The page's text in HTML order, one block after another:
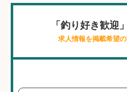
「釣り好き歓迎
求人情報を掲載希望